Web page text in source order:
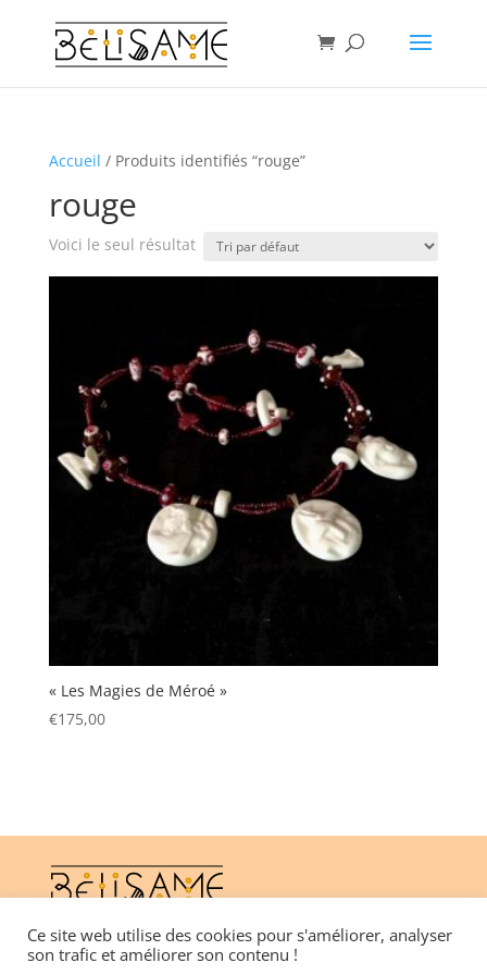
Accueil / Produits identifiés “rouge”
rouge
Voici le seul résultat
« Les Magies de Méroé »
€175,00
Ce site web utilise des cookies pour s'améliorer, analyser
son trafic et améliorer son contenu !